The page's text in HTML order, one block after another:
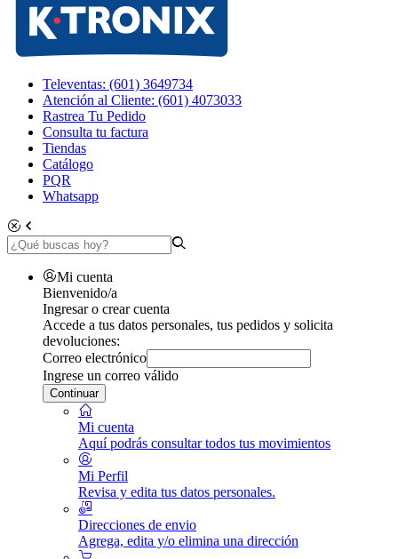
Televentas: (601) 3649734
Atención al Cliente: (601) 4073033
Rastrea Tu Pedido
Consulta tu factura
Tiendas
Catálogo
PQR
Whatsapp
Mi cuenta
Bienvenido/a
Ingresar o crear cuenta
Accede a tus datos personales, tus pedidos y solicita
devoluciones:
Correo electrónico
Ingrese un correo válido
Continuar
Mi cuenta
Aquí podrás consultar todos tus movimientos
Mi Perfil
Revisa y edita tus datos personales.
Direcciones de envio
Agrega, edita y/o elimina una dirección